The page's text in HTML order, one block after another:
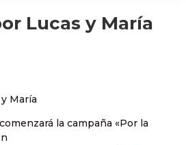
Lucas y María
María
la campaña «Por la